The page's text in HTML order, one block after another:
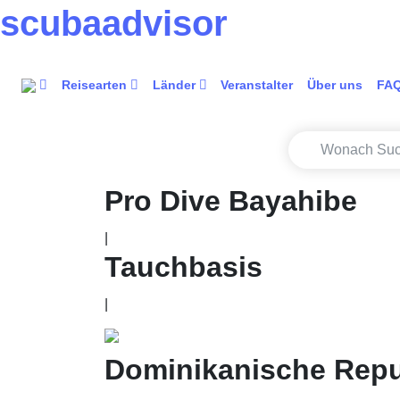
scubaadvisor
Reisearten Länder Veranstalter Über uns
Pro Dive Bayahibe
Tauchbasis
Dominikanische